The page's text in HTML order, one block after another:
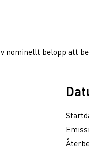
nominellt belopp att